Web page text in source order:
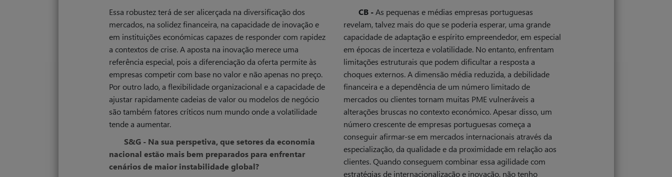
Essa robustez terá de ser alicerçada na diversificação dos
mercados, na solidez financeira, na capacidade de inovação e
em instituições económicas capazes de responder com rapidez
a contextos de crise. A aposta na inovação merece uma
referência especial, pois a diferenciação da oferta permite às
empresas competir com base no valor e não apenas no preço.
Por outro lado, a flexibilidade organizacional e a capacidade de
ajustar rapidamente cadeias de valor ou modelos de negócio
são também fatores críticos num mundo onde a volatilidade
tende a aumentar.
S&G - Na sua perspetiva, que setores da economia
nacional estão mais bem preparados para enfrentar
cenários de maior instabilidade global?
CB -As pequenas e médias empresas portuguesas
revelam, talvez mais do que se poderia esperar, uma grande
capacidade de adaptação e espírito empreendedor, em especial
em épocas de incerteza e volatilidade. No entanto, enfrentam
limitações estruturais que podem dificultar a resposta a
choques externos. A dimensão média reduzida, a debilidade
financeira e a dependência de um número limitado de
mercados ou clientes tornam muitas PME vulneráveis a
alterações bruscas no contexto económico. Apesar disso, um
número crescente de empresas portuguesas começa a
conseguir afirmar-se em mercados internacionais através da
especialização, da qualidade e da proximidade em relação aos
clientes. Quando conseguem combinar essa agilidade com
estratégias de internacionalização e inovação, não tenho